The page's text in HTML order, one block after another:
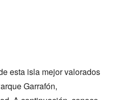
esta isla mejor valorados
Garrafón,